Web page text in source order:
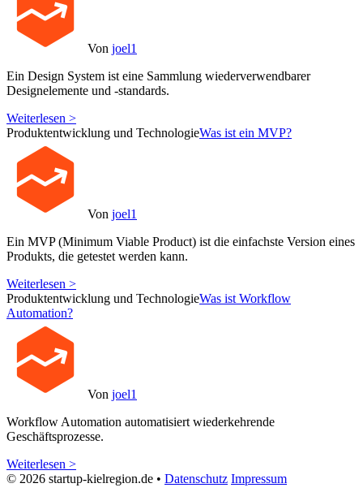
Von joel1
Ein Design System ist eine Sammlung wiederverwendbarer
Designelemente und -standards.
Weiterlesen >
Produktentwicklung und TechnologieWas ist ein MVP?
Von joel1
Ein MVP (Minimum Viable Product) ist die einfachste Version eines
Produkts, die getestet werden kann.
Weiterlesen >
Produktentwicklung und TechnologieWas ist Workflow
Automation?
Von joel1
Workflow Automation automatisiert wiederkehrende
Geschäftsprozesse.
Weiterlesen >
© 2026 startup-kielregion.de • Datenschutz Impressum